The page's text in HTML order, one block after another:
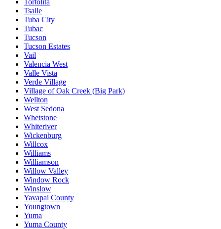
Tsaile
Tuba City
Tubac
Tucson
Tucson Estates
Vail
Valencia West
Valle Vista
Verde Village
Village of Oak Creek (Big Park)
Wellton
West Sedona
Whetstone
Whiteriver
Wickenburg
Willcox
Williams
Williamson
Willow Valley
Window Rock
Winslow
Yavapai County
Youngtown
Yuma
Yuma County